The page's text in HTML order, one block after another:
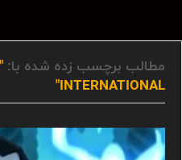
مطالب برچسب زده شده با:
INTERNATIONAL"